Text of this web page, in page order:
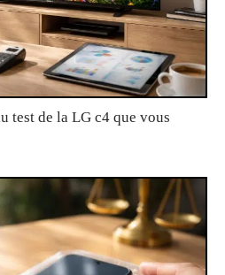
test de la LG c4 que vous